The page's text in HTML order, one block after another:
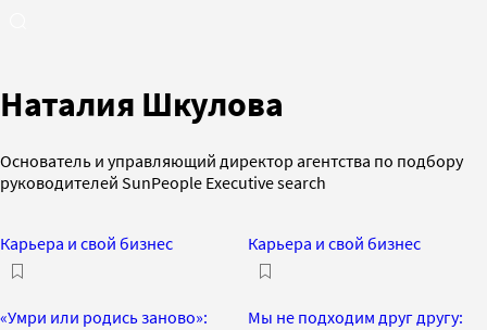
Наталия Шкулова
Основатель и управляющий директор агентства по подбору
руководителей SunPeople Executive search
Карьера и свой бизнес
«Умри или родись заново»:
Карьера и свой бизнес
Мы не подходим друг другу: